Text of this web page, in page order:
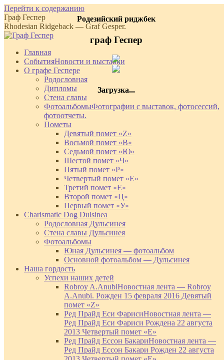
Родезийский риджбек
граф Геспер
Загрузка...
Перейти к содержанию
Граф Геспер
Rhodesian Ridgeback — Graf Gesper.
Главная
СобытияНовости и выставки
О графе Геспере
Родословная
Дипломы
Стена славы
ФотоальбомыФотографии с выставок, фотосессий,
фотоотчеты.
Пометы
Девятый помет «Z»
Восьмой помет «В»
Седьмой помет «Ю»
Шестой помет «Ч»
Пятый помет «Р»
Четвертый помет «Е»
Третий помет «Е»
Второй помет «Ц»
Первый помет «У»
Charismatic Dog Dulsinea
Родословная Дульсинея
Стена славы Дульсинея
Фотоальбомы
Юная Дульсинея — фотоальбом
Основной фотоальбом — Дульсинея
Наша гордость
Успехи наших детей
Robroy A.AnubiНовостная лента — Robroy
A.Anubi. Рожден 15 февраля 2016 Девятый
помет «Z»
Ред Прайд Еси ФарисиНовостная лента —
Ред Прайд Еси Фариси Рождена 22 августа
2013 Четвертый помет «Е»
Ред Прайд Ессон БакариНовостная лента —
Ред Прайд Ессон Бакари Рожден 22 августа